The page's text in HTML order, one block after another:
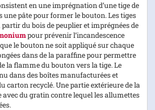
en une imprégnation d’une tige de
une pâte pour former le bouton. Les tiges
du bois de peuplier et imprégnées de
pour prévenir l’incandescence
le bouton ne soit appliqué sur chaque
dans de la paraffine pour permettre
la flamme du bouton vers la tige. Le
dans des boîtes manufacturées et
carton recyclé. Une partie extérieure de la
avec du gratin contre lequel les allumettes